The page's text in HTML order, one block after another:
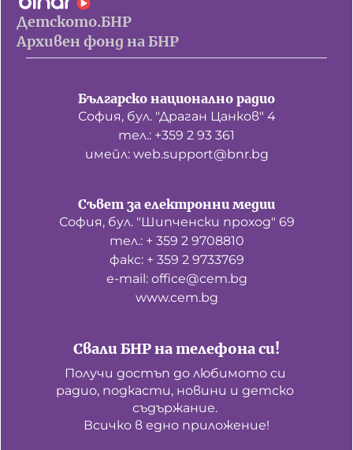
Детското.БНР
Архивен фонд на БНР
Българско национално радио
София, бул. "Драган Цанков" 4
тел.: +359 2 93 361
имейл: web.support@bnr.bg
Свали БНР на телефона си!
Получи достъп до любимото си
радио, подкасти, новини и детско
съдържание.
Всичко в едно приложение!
Съвет за електронни медии
София, бул. "Шипченски проход" 69
тел.: + 359 2 9708810
факс: + 359 2 9733769
е-mail: office@cem.bg
www.cem.bg